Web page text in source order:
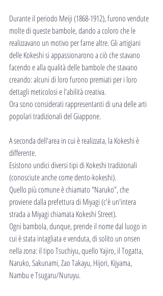
Durante il periodo Meiji (1868-1912), furono vendute
molte di queste bambole, dando a coloro che le
realizzavano un motivo per farne altre. Gli artigiani
delle Kokeshi si appassionarono a ciò che stavano
facendo e alla qualità delle bambole che stavano
creando: alcuni di loro furono premiati per i loro
dettagli meticolosi e l'abilità creativa.
Ora sono considerati rappresentanti di una delle arti
popolari tradizionali del Giappone.
A seconda dell'area in cui è realizzata, la Kokeshi è
differente.
Esistono undici diversi tipi di Kokeshi tradizionali
(conosciute anche come dento-kokeshi).
Quello più comune è chiamato "Naruko”, che
proviene dalla prefettura di Miyagi (c'è un'intera
strada a Miyagi chiamata Kokeshi Street).
Ogni bambola, dunque, prende il nome dal luogo in
cui è stata intagliata e venduta, di solito un onsen
nella zona: il tipo Tsuchiyu, quello Yajiro, il Togatta,
Naruko, Sakunami, Zao Takayu, Hijori, Kijyama,
Nambu e Tsugaru/Nuruyu.